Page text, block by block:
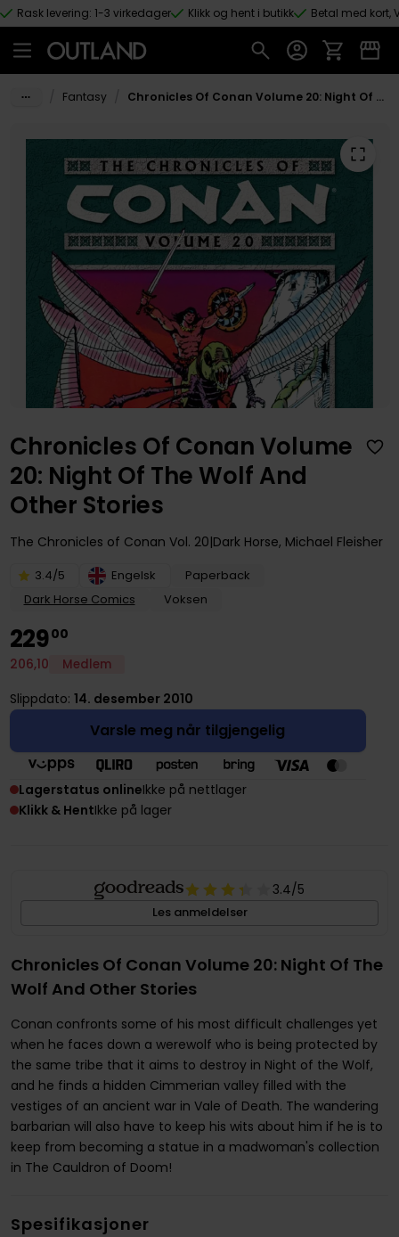
Hopp til hovedinnhold
Rask levering: 1-3 virkedager Klikk og hent i butikk Betal med kort,
Fantasy Chronicles Of Conan Volume 20: Night Of The Wolf And Other Stories
Chronicles Of Conan Volume
20: Night Of The Wolf And
Other Stories
The Chronicles of Conan Vol. 20 Dark Horse, Michael Fleisher
3.4/5 Engelsk
Paperback
Dark Horse Comics
Voksen
22900
206,10 Medlem
Slippdato: 14. desember 2010
Varsle meg når tilgjengelig
Lagerstatus onlineIkke på nettlager
Klikk & HentIkke på lager
3.4/5
Les anmeldelser
Chronicles Of Conan Volume 20: Night Of The
Wolf And Other Stories
Conan confronts some of his most difficult challenges yet
when he faces down a werewolf who is being protected by
the same tribe that it aims to destroy in Night of the Wolf,
and he finds a hidden Cimmerian valley filled with the
vestiges of an ancient war in Vale of Death. The wandering
barbarian will also have to keep his wits about him if he is to
keep from becoming a statue in a madwoman's collection
in The Cauldron of Doom!
Spesifikasjoner